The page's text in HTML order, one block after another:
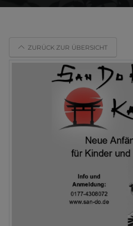
ZURÜCK ZUR ÜBERSICHT